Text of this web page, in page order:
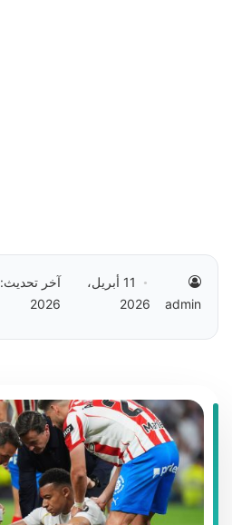
admin
11 أبريل،
2026
2026